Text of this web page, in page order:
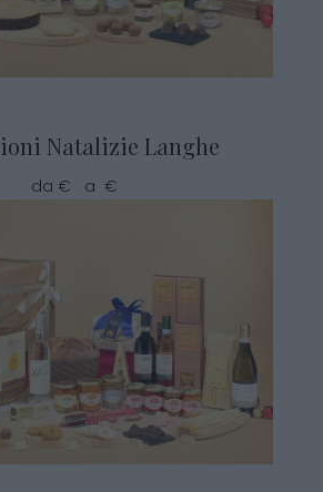
Natalizie Langhe
da € a €